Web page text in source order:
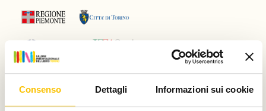
Consenso Dettagli Informazioni sui cookie